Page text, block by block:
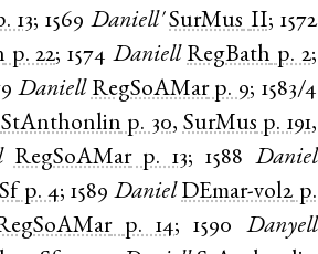
13;1569 Daniell' SurMus II; 1572
p. 22;1574 Daniell RegBath p. 2;
Daniell RegSoAMar p. 9; 1583/4
StAnthonlin p. 30, SurMus p. 191,
RegSoAMar p. 13; 1588 Daniel
p. 4; 1589 Daniel DEmar-vol2 p.
p. 14;1590
Danyell